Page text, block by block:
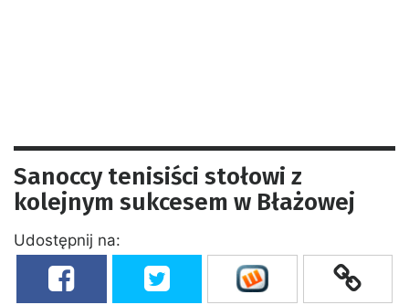
Sanoccy tenisiści stołowi z
kolejnym sukcesem w Błażowej
Udostępnij na: